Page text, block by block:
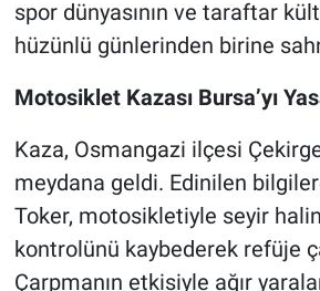
spor dünyasının ve taraftar
hüzünlü günlerinden birine
Motosiklet Kazası Bursa’yı
Kaza, Osmangazi ilçesi
meydana geldi. Edinilen
Toker, motosikletiyle seyir
kontrolünü kaybederek refüje
Çarpmanın etkisiyle ağır